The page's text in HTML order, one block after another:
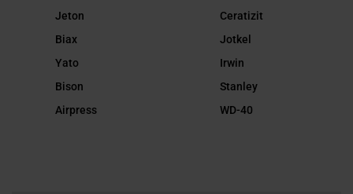
Jeton
Biax
Yato
Bison
Airpress
Ceratizit
Jotkel
Irwin
Stanley
WD-40